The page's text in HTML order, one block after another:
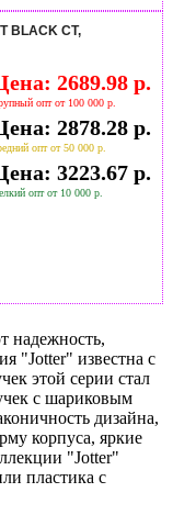
BLACK CT,
2689.98 р.
опт от 100 000 р.
2878.28 р.
опт от 50 000 р.
3223.67 р.
опт от 10 000 р.
надежность,
"Jotter" известна с
этой серии стал
с шариковым
дизайна,
корпуса, яркие
"Jotter"
пластика с